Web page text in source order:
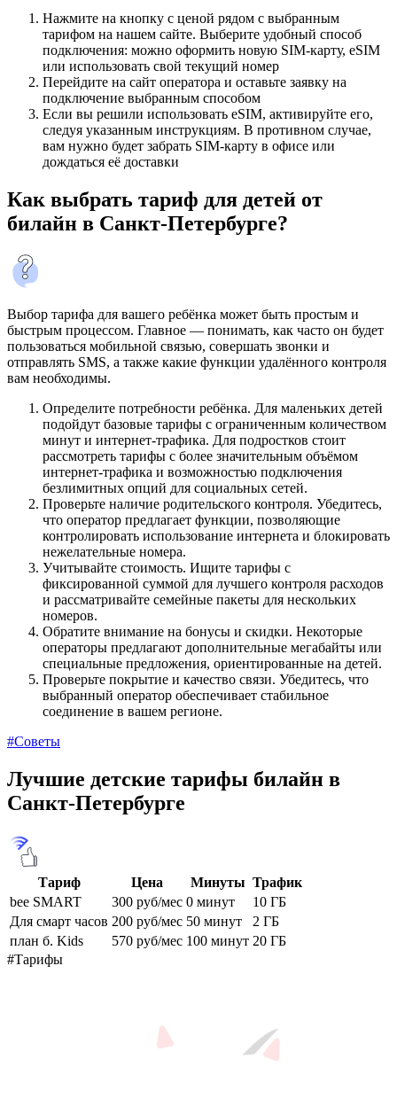
Нажмите на кнопку с ценой рядом с выбранным
тарифом на нашем сайте. Выберите удобный способ
подключения: можно оформить новую SIM-карту, eSIM
или использовать свой текущий номер
Перейдите на сайт оператора и оставьте заявку на
подключение выбранным способом
Если вы решили использовать eSIM, активируйте его,
следуя указанным инструкциям. В противном случае,
вам нужно будет забрать SIM-карту в офисе или
дождаться её доставки
Как выбрать тариф для детей от
билайн в Санкт-Петербурге?
Выбор тарифа для вашего ребёнка может быть простым и
быстрым процессом. Главное — понимать, как часто он будет
пользоваться мобильной связью, совершать звонки и
отправлять SMS, а также какие функции удалённого контроля
вам необходимы.
Определите потребности ребёнка. Для маленьких детей
подойдут базовые тарифы с ограниченным количеством
минут и интернет-трафика. Для подростков стоит
рассмотреть тарифы с более значительным объёмом
интернет-трафика и возможностью подключения
безлимитных опций для социальных сетей.
Проверьте наличие родительского контроля. Убедитесь,
что оператор предлагает функции, позволяющие
контролировать использование интернета и блокировать
нежелательные номера.
Учитывайте стоимость. Ищите тарифы с
фиксированной суммой для лучшего контроля расходов
и рассматривайте семейные пакеты для нескольких
номеров.
Обратите внимание на бонусы и скидки. Некоторые
операторы предлагают дополнительные мегабайты или
специальные предложения, ориентированные на детей.
Проверьте покрытие и качество связи. Убедитесь, что
выбранный оператор обеспечивает стабильное
соединение в вашем регионе.
#Советы
Лучшие детские тарифы билайн в
Санкт-Петербурге
Тариф Цена Минуты Трафик
bee SMART
300 руб/мес 0 минут
10 ГБ
Для смарт часов 200 руб/мес 50 минут
2 ГБ
план б. Kids
570 руб/мес 100 минут 20 ГБ
#Тарифы